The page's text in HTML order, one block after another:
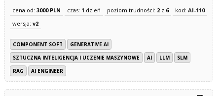
cena od: 3000 PLN czas: 1 dzień poziom trudności: 2z 6 kod: AI-110
wersja: v2
COMPONENT SOFT
GENERATIVE AI
SZTUCZNA INTELIGENCJA I UCZENIE MASZYNOWE
AI LLM
SLM
RAG
AI ENGINEER